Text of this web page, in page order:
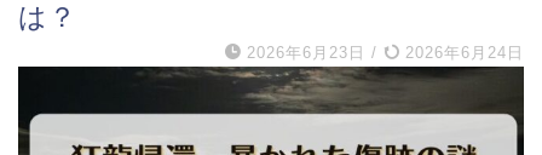
は？
2026年6月23日 / 2026年6月24日